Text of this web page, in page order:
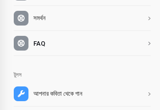
সমর্থন
FAQ
টুলস
আপনার কবিতা থেকে গান